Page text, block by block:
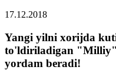
17.12.2018
Yangi yilni xorijda
to'ldiriladigan
yordam beradi!